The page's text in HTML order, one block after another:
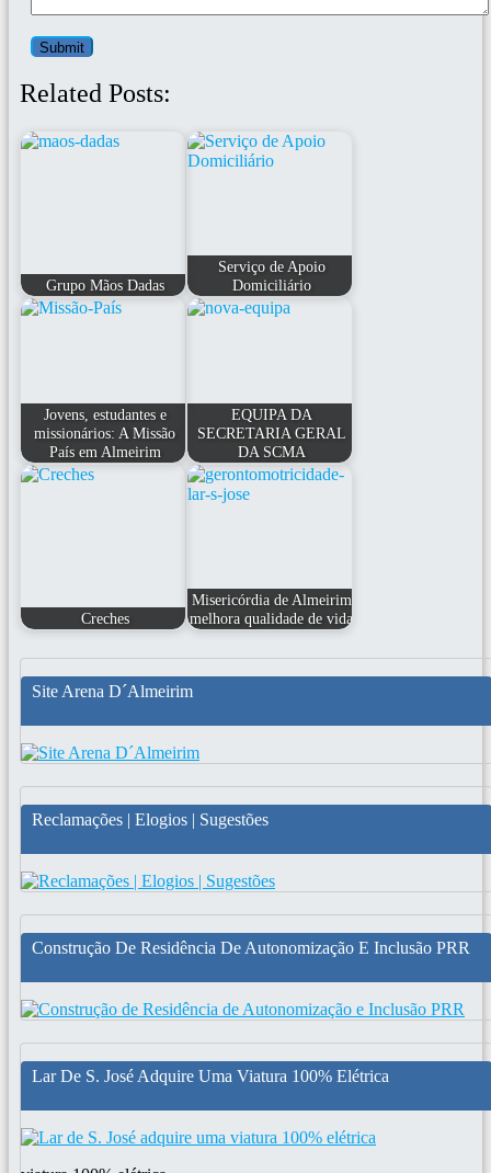
Related Posts:
Grupo Mãos Dadas
Serviço de Apoio
Domiciliário
Jovens, estudantes e
missionários: A Missão
País em Almeirim
EQUIPA DA
SECRETARIA GERAL
DA SCMA
Creches
Misericórdia de Almeirim
melhora qualidade de vida
Site Arena D´Almeirim
Reclamações | Elogios | Sugestões
Construção De Residência De Autonomização E Inclusão PRR
Lar De S. José Adquire Uma Viatura 100% Elétrica